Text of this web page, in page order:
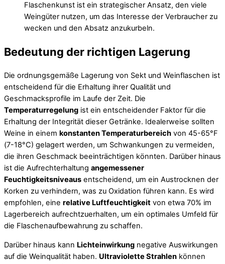
Flaschenkunst ist ein strategischer Ansatz, den viele
Weingüter nutzen, um das Interesse der Verbraucher zu
wecken und den Absatz anzukurbeln.
Bedeutung der richtigen Lagerung
Die ordnungsgemäße Lagerung von Sekt und Weinflaschen ist
entscheidend für die Erhaltung ihrer Qualität und
Geschmacksprofile im Laufe der Zeit. Die
Temperaturregelung ist ein entscheidender Faktor für die
Erhaltung der Integrität dieser Getränke. Idealerweise sollten
Weine in einem konstanten Temperaturbereich von 45-65°F
(7-18°C) gelagert werden, um Schwankungen zu vermeiden,
die ihren Geschmack beeinträchtigen könnten. Darüber hinaus
ist die Aufrechterhaltung angemessener
Feuchtigkeitsniveaus entscheidend, um ein Austrocknen der
Korken zu verhindern, was zu Oxidation führen kann. Es wird
empfohlen, eine relative Luftfeuchtigkeit von etwa 70% im
Lagerbereich aufrechtzuerhalten, um ein optimales Umfeld für
die Flaschenaufbewahrung zu schaffen.
Darüber hinaus kann Lichteinwirkung negative Auswirkungen
auf die Weinqualität haben. Ultraviolette Strahlen können